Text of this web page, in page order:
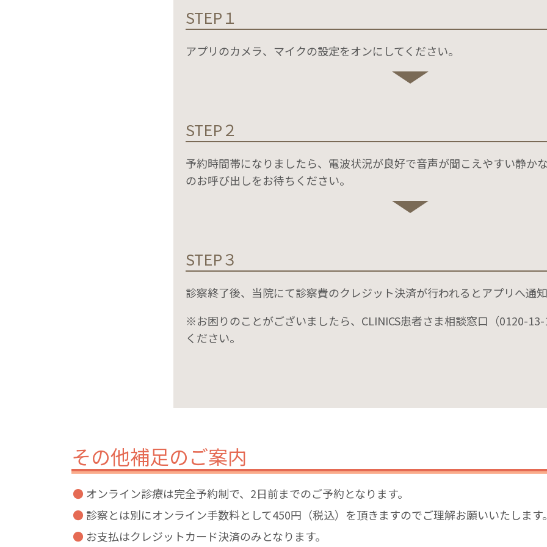
STEP１
アプリのカメラ、マイクの設定をオンにしてください。
STEP２
予約時間帯になりましたら、電波状況が良好で⾳声が聞こえやすい静か
のお呼び出しをお待ちください。
STEP３
診察終了後、当院にて診察費のクレジット決済が⾏われるとアプリへ通知
※お困りのことがございましたら、CLINICS患者さま相談窓⼝（0120-
ください。
その他補足のご案内
オンライン診療は完全予約制で、2日前までのご予約となります。
診察とは別にオンライン手数料として450円（税込）を頂きますのでご理解お願いいたします。
お支払はクレジットカード決済のみとなります。